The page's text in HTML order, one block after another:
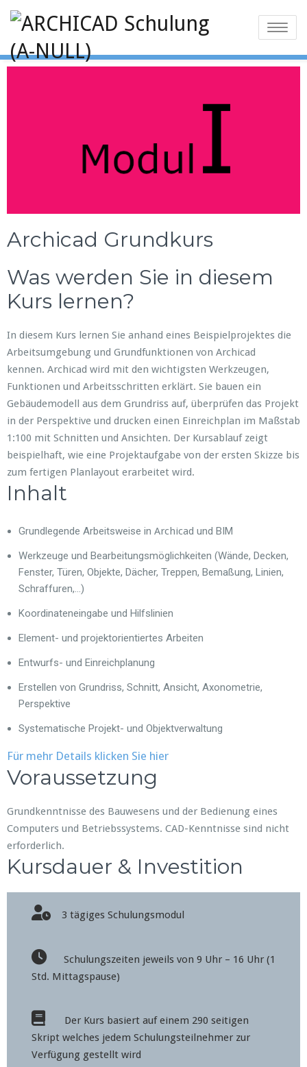
Toggle
Archicad Grundkurs
Was werden Sie in diesem
Kurs lernen?
In diesem Kurs lernen Sie anhand eines Beispielprojektes die
Arbeitsumgebung und Grundfunktionen von Archicad
kennen. Archicad wird mit den wichtigsten Werkzeugen,
Funktionen und Arbeitsschritten erklärt. Sie bauen ein
Gebäudemodell aus dem Grundriss auf, überprüfen das Projekt
in der Perspektive und drucken einen Einreichplan im Maßstab
1:100 mit Schnitten und Ansichten. Der Kursablauf zeigt
beispielhaft, wie eine Projektaufgabe von der ersten Skizze bis
zum fertigen Planlayout erarbeitet wird.
Inhalt
Grundlegende Arbeitsweise in Archicad und BIM
Werkzeuge und Bearbeitungsmöglichkeiten (Wände, Decken,
Fenster, Türen, Objekte, Dächer, Treppen, Bemaßung, Linien,
Schraffuren,…)
Koordinateneingabe und Hilfslinien
Element- und projektorientiertes Arbeiten
Entwurfs- und Einreichplanung
Erstellen von Grundriss, Schnitt, Ansicht, Axonometrie,
Perspektive
Systematische Projekt- und Objektverwaltung
Für mehr Details klicken Sie hier
Voraussetzung
Grundkenntnisse des Bauwesens und der Bedienung eines
Computers und Betriebssystems. CAD-Kenntnisse sind nicht
erforderlich.
Kursdauer & Investition
3 tägiges Schulungsmodul
Schulungszeiten jeweils von 9 Uhr – 16 Uhr (1
Std. Mittagspause)
Der Kurs basiert auf einem 290 seitigen
Skript welches jedem Schulungsteilnehmer zur
Verfügung gestellt wird